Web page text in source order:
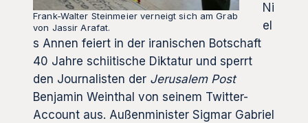
Frank-Walter Steinmeier verneigt sich am Grab
von Jassir Arafat.
Ni
el
s Annen feiert in der iranischen Botschaft
40 Jahre schiitische Diktatur und sperrt
den Journalisten der Jerusalem Post
Benjamin Weinthal von seinem Twitter-
Account aus. Außenminister Sigmar Gabriel